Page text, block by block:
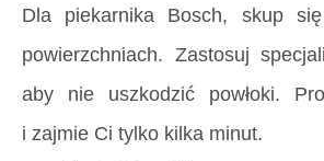
Dla piekarnika Bosch, skup
powierzchniach. Zastosuj
aby nie uszkodzić powłoki.
i zajmie Ci tylko kilka minut.